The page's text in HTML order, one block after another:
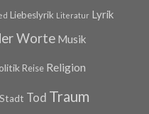
Liebeslyrik Literatur Lyrik
Worte Musik
Reise Religion
Stadt Tod Traum